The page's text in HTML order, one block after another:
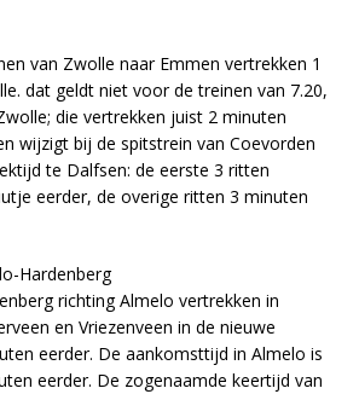
van Zwolle naar Emmen vertrekken 1
dat geldt niet voor de treinen van 7.20,
die vertrekken juist 2 minuten
wijzigt bij de spitstrein van Coevorden
te Dalfsen: de eerste 3 ritten
eerder, de overige ritten 3 minuten
Hardenberg
richting Almelo vertrekken in
en Vriezenveen in de nieuwe
eerder. De aankomsttijd in Almelo is
eerder. De zogenaamde keertijd van